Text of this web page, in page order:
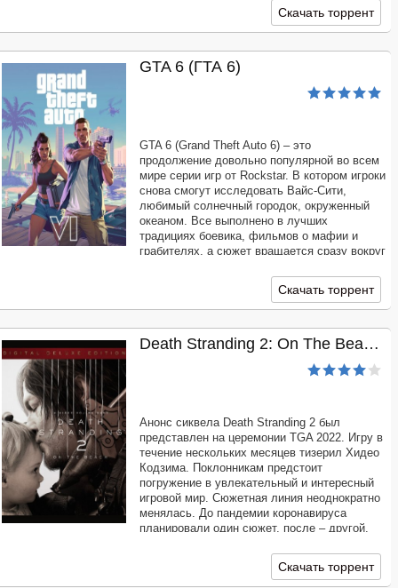
Скачать торрент
GTA 6 (ГТА 6)
GTA 6 (Grand Theft Auto 6) – это
продолжение довольно популярной во всем
мире серии игр от Rockstar. В котором игроки
снова смогут исследовать Вайс-Сити,
любимый солнечный городок, окруженный
океаном. Все выполнено в лучших
традициях боевика, фильмов о мафии и
грабителях, а сюжет вращается сразу вокруг
это первая часть серии, предлагающая
Скачать торрент
Death Stranding 2: On The Beach (2026)
Анонс сиквела Death Stranding 2 был
представлен на церемонии TGA 2022. Игру в
течение нескольких месяцев тизерил Хидео
Кодзима. Поклонникам предстоит
погружение в увлекательный и интересный
игровой мир. Сюжетная линия неоднократно
менялась. До пандемии коронавируса
планировали один сюжет, после – другой.
Produ. Результат, который будет
Скачать торрент